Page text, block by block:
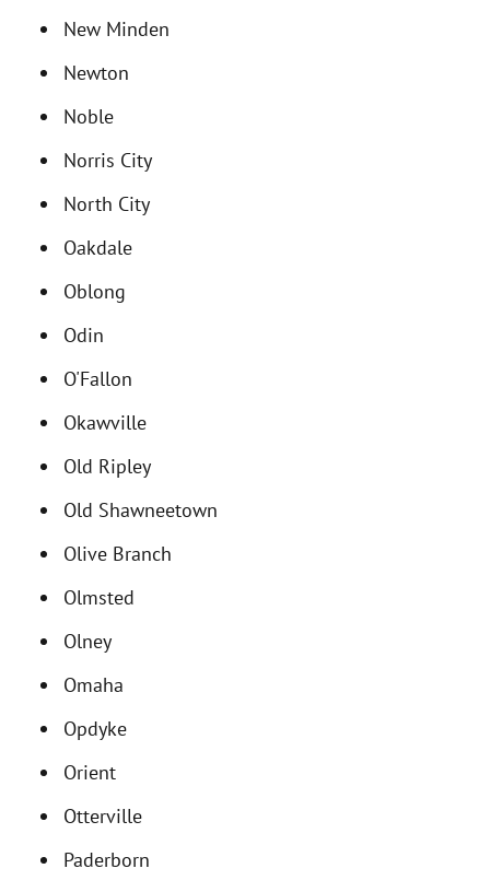
New Minden
Newton
Noble
Norris City
North City
Oakdale
Oblong
Odin
O'Fallon
Okawville
Old Ripley
Old Shawneetown
Olive Branch
Olmsted
Olney
Omaha
Opdyke
Orient
Otterville
Paderborn